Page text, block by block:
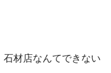
石材店なんてできない